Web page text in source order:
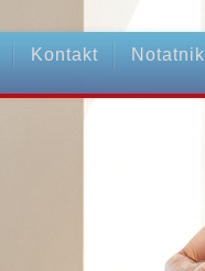
Kontakt Notatnik